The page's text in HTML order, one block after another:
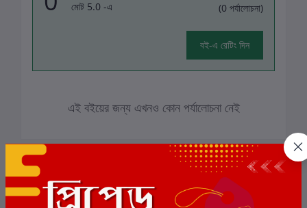
মোট 5.0 -এ (0 পর্যালোচনা)
বই-এ রেটিং দিন
এই বইয়ের জন্য এখনও কোন পর্যালোচনা নেই
সংশ্লিষ্ট বই